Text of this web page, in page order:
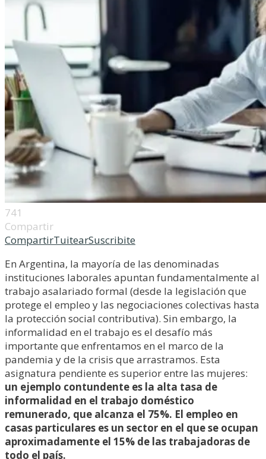
741
Compartir
CompartirTuitearSuscribite
En Argentina, la mayoría de las denominadas
instituciones laborales apuntan fundamentalmente al
trabajo asalariado formal (desde la legislación que
protege el empleo y las negociaciones colectivas hasta
la protección social contributiva). Sin embargo, la
informalidad en el trabajo es el desafío más
importante que enfrentamos en el marco de la
pandemia y de la crisis que arrastramos. Esta
asignatura pendiente es superior entre las mujeres:
un ejemplo contundente es la alta tasa de
informalidad en el trabajo doméstico
remunerado, que alcanza el 75%. El empleo en
casas particulares es un sector en el que se ocupan
aproximadamente el 15% de las trabajadoras de
todo el país.